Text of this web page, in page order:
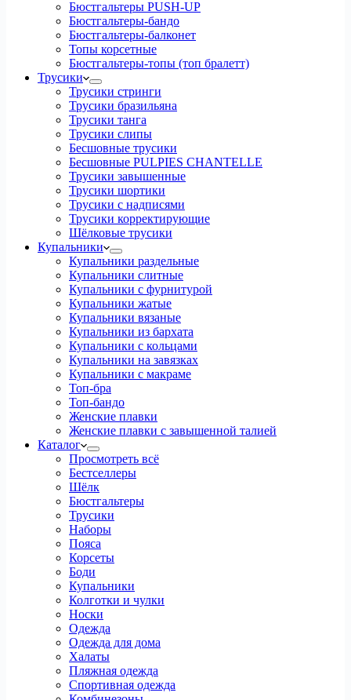
Бюстгальтеры PUSH-UP
Бюстгальтеры-бандо
Бюстгальтеры-балконет
Топы корсетные
Бюстгальтеры-топы (топ бралетт)
Трусики
Трусики стринги
Трусики бразильяна
Трусики танга
Трусики слипы
Бесшовные трусики
Бесшовные PULPIES CHANTELLE
Трусики завышенные
Трусики шортики
Трусики с надписями
Трусики корректирующие
Шёлковые трусики
Купальники
Купальники раздельные
Купальники слитные
Купальники с фурнитурой
Купальники жатые
Купальники вязаные
Купальники из бархата
Купальники с кольцами
Купальники на завязках
Купальники с макраме
Топ-бра
Топ-бандо
Женские плавки
Женские плавки с завышенной талией
Каталог
Просмотреть всё
Бестселлеры
Шёлк
Бюстгальтеры
Трусики
Наборы
Пояса
Корсеты
Боди
Купальники
Колготки и чулки
Носки
Одежда
Одежда для дома
Халаты
Пляжная одежда
Спортивная одежда